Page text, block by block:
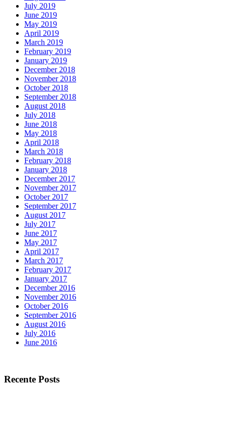
July 2019
June 2019
May 2019
April 2019
March 2019
February 2019
January 2019
December 2018
November 2018
October 2018
September 2018
August 2018
July 2018
June 2018
May 2018
April 2018
March 2018
February 2018
January 2018
December 2017
November 2017
October 2017
September 2017
August 2017
July 2017
June 2017
May 2017
April 2017
March 2017
February 2017
January 2017
December 2016
November 2016
October 2016
September 2016
August 2016
July 2016
June 2016
Recente Posts